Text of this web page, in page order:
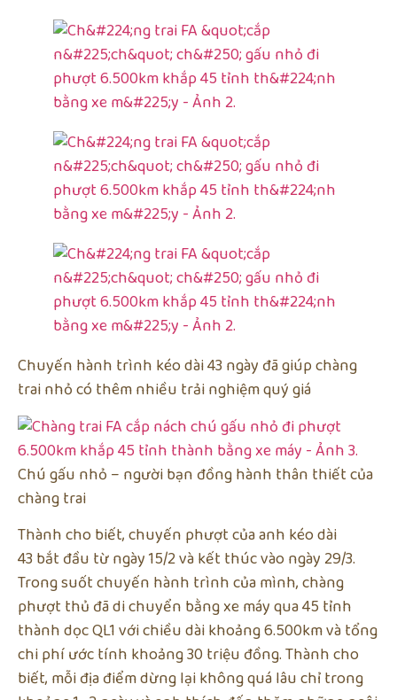
Chuyến hành trình kéo dài 43 ngày đã giúp chàng
trai nhỏ có thêm nhiều trải nghiệm quý giá
Chú gấu nhỏ – người bạn đồng hành thân thiết của
chàng trai
Thành cho biết, chuyến phượt của anh kéo dài
43 bắt đầu từ ngày 15/2 và kết thúc vào ngày 29/3.
Trong suốt chuyến hành trình của mình, chàng
phượt thủ đã di chuyển bằng xe máy qua 45 tỉnh
thành dọc QL1 với chiều dài khoảng 6.500km và tổng
chi phí ước tính khoảng 30 triệu đồng. Thành cho
biết, mỗi địa điểm dừng lại không quá lâu chỉ trong